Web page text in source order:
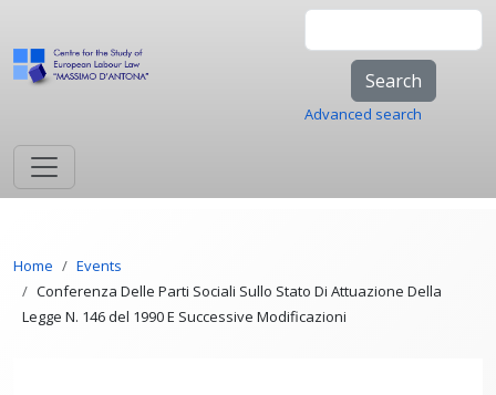
Advanced search
Breadcrumb
Home
Events
Conferenza Delle Parti Sociali Sullo Stato Di Attuazione Della
Legge N. 146 del 1990 E Successive Modificazioni